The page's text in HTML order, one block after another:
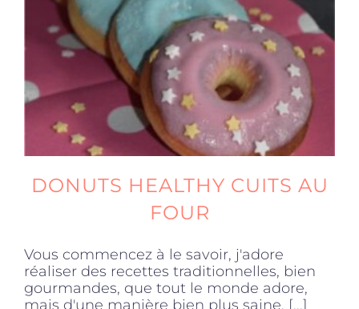
Produits sains
Click and collect
Traiteur
Accessoires
DONUTS HEALTHY CUITS AU
FOUR
Vous commencez à le savoir, j'adore
réaliser des recettes traditionnelles, bien
gourmandes, que tout le monde adore,
mais d'une manière bien plus saine. [...]